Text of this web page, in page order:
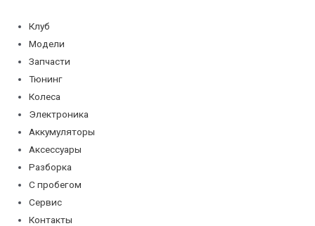
содержимому
Клуб
Модели
Запчасти
Тюнинг
Колеса
Электроника
Аккумуляторы
Аксессуары
Разборка
С пробегом
Сервис
Контакты